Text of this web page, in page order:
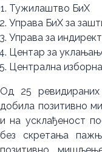
Тужилаштво БиХ
Управа БиХ за
Управа за
Центар за
Централна
Од 25 ревидираних
добила позитивно
и на усклађеност
без скретања
позитивно